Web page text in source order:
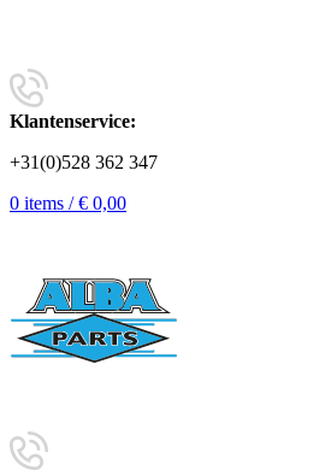
Klantenservice:
+31(0)528 362 347
0 items / € 0,00